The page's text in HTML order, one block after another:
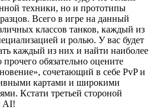
техники, но и прототипы
Всего в игре на данный
классов танков, каждый из
и ролью. У вас будет
каждый из них и найти наиболее
обязательно оцените
сочетающий в себе PvP и
картами и широкими
Кстати третьей стороной
AI!